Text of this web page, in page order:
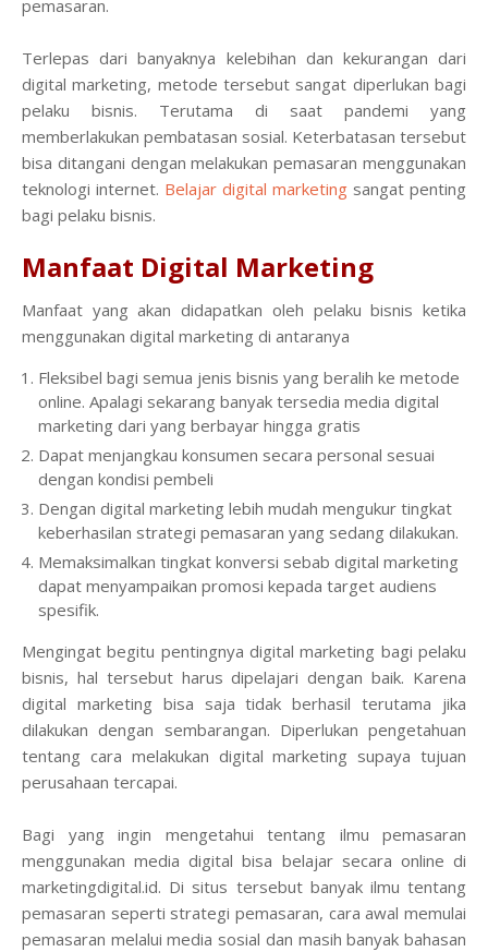
pemasaran.
Terlepas dari banyaknya kelebihan dan kekurangan dari
digital marketing, metode tersebut sangat diperlukan bagi
pelaku bisnis. Terutama di saat pandemi yang
memberlakukan pembatasan sosial. Keterbatasan tersebut
bisa ditangani dengan melakukan pemasaran menggunakan
teknologi internet. Belajar digital marketing sangat penting
bagi pelaku bisnis.
Manfaat Digital Marketing
Manfaat yang akan didapatkan oleh pelaku bisnis ketika
menggunakan digital marketing di antaranya
Fleksibel bagi semua jenis bisnis yang beralih ke metode
online. Apalagi sekarang banyak tersedia media digital
marketing dari yang berbayar hingga gratis
Dapat menjangkau konsumen secara personal sesuai
dengan kondisi pembeli
Dengan digital marketing lebih mudah mengukur tingkat
keberhasilan strategi pemasaran yang sedang dilakukan.
Memaksimalkan tingkat konversi sebab digital marketing
dapat menyampaikan promosi kepada target audiens
spesifik.
Mengingat begitu pentingnya digital marketing bagi pelaku
bisnis, hal tersebut harus dipelajari dengan baik. Karena
digital marketing bisa saja tidak berhasil terutama jika
dilakukan dengan sembarangan. Diperlukan pengetahuan
tentang cara melakukan digital marketing supaya tujuan
perusahaan tercapai.
Bagi yang ingin mengetahui tentang ilmu pemasaran
menggunakan media digital bisa belajar secara online di
marketingdigital.id. Di situs tersebut banyak ilmu tentang
pemasaran seperti strategi pemasaran, cara awal memulai
pemasaran melalui media sosial dan masih banyak bahasan